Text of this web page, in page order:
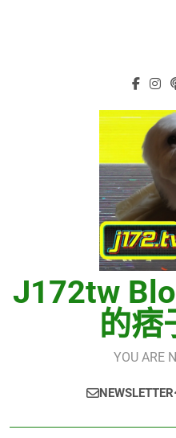
J172tw
的痞
YOU ARE
NEWSLETTER